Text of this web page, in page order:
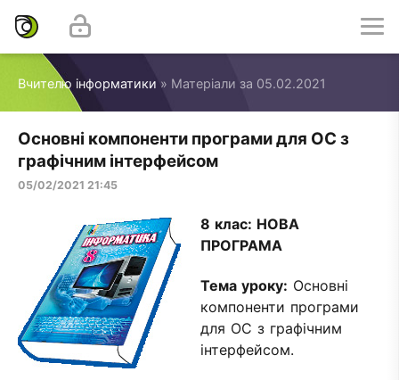
Вчителю інформатики » Матеріали за 05.02.2021
Основні компоненти програми для ОС з
графічним інтерфейсом
05/02/2021 21:45
8 клас: НОВА
ПРОГРАМА
Тема уроку: Основні
компоненти програми
для ОС з графічним
інтерфейсом.